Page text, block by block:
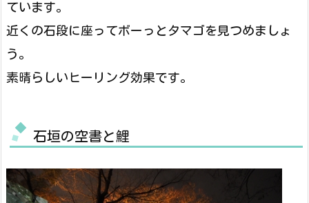
ています。
近くの石段に座ってボーっとタマゴを見つめましょ
う。
素晴らしいヒーリング効果です。
石垣の空書と鯉